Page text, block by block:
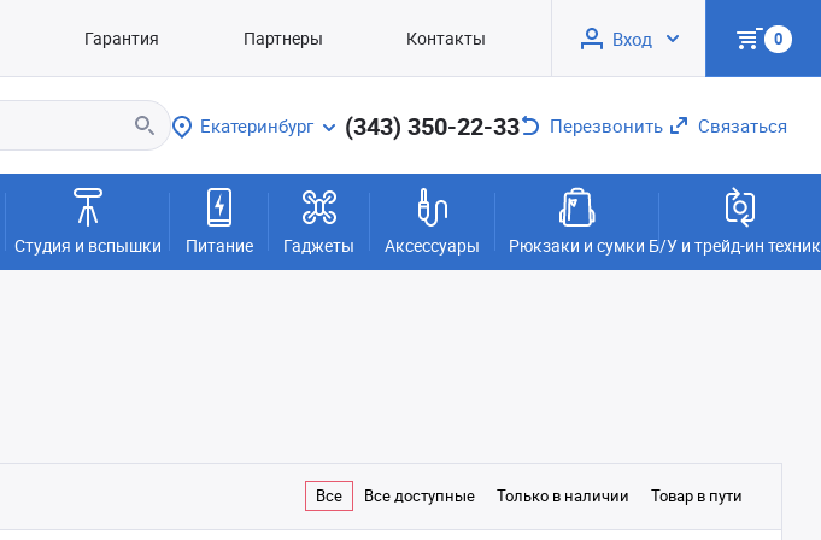
Гарантия Партнеры Контакты Вход 0
Екатеринбург (343) 350-22-33 Перезвонить Связаться
Студия и вспышки Питание Гаджеты Аксессуары Рюкзаки и сумки Б/У и трейд-ин
Все Все доступные Только в наличии Товар в пути